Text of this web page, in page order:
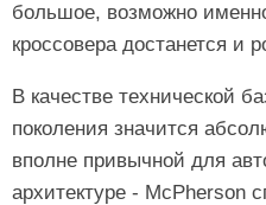
большое, возможно
кроссовера достанется и
В качестве технической
поколения значится
вполне привычной для
архитектуре - McPherson